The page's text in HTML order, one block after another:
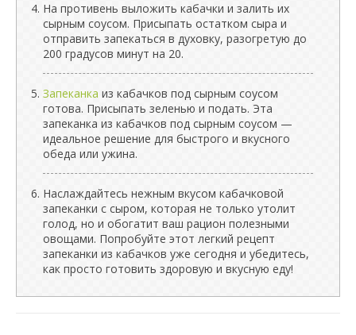
На противень выложить кабачки и залить их
сырным соусом. Присыпать остатком сыра и
отправить запекаться в духовку, разогретую до
200 градусов минут на 20.
Запеканка из кабачков под сырным соусом
готова. Присыпать зеленью и подать. Эта
запеканка из кабачков под сырным соусом —
идеальное решение для быстрого и вкусного
обеда или ужина.
Наслаждайтесь нежным вкусом кабачковой
запеканки с сыром, которая не только утолит
голод, но и обогатит ваш рацион полезными
овощами. Попробуйте этот легкий рецепт
запеканки из кабачков уже сегодня и убедитесь,
как просто готовить здоровую и вкусную еду!